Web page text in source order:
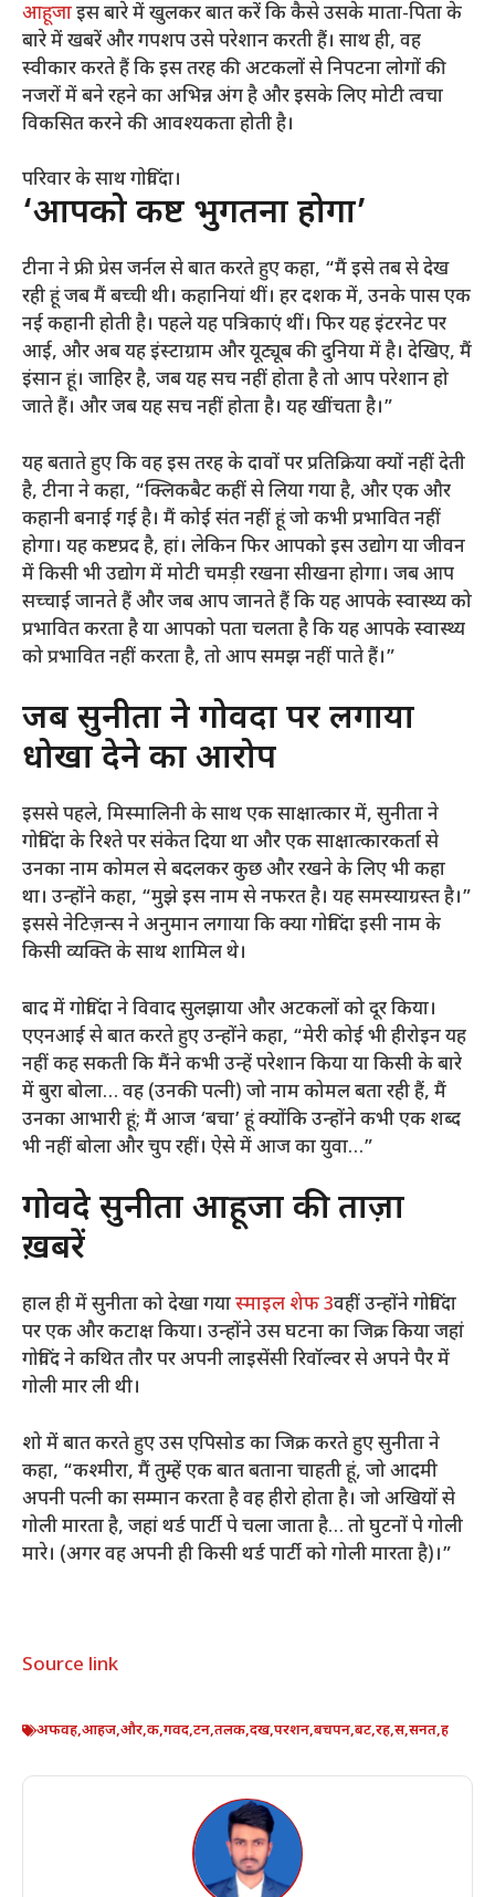
आहूजाइस बारे में खुलकर बात करें कि कैसे उसके माता-पिता के
बारे में खबरें और गपशप उसे परेशान करती हैं। साथ ही, वह
स्वीकार करते हैं कि इस तरह की अटकलों से निपटना लोगों की
नजरों में बने रहने का अभिन्न अंग है और इसके लिए मोटी त्वचा
विकसित करने की आवश्यकता होती है।
परिवार के साथ गोविंदा।
‘आपको कष्ट भुगतना होगा’
टीना ने फ्री प्रेस जर्नल से बात करते हुए कहा, “मैं इसे तब से देख
रही हूं जब मैं बच्ची थी। कहानियां थीं। हर दशक में, उनके पास एक
नई कहानी होती है। पहले यह पत्रिकाएं थीं। फिर यह इंटरनेट पर
आई, और अब यह इंस्टाग्राम और यूट्यूब की दुनिया में है। देखिए, मैं
इंसान हूं। जाहिर है, जब यह सच नहीं होता है तो आप परेशान हो
जाते हैं। और जब यह सच नहीं होता है। यह खींचता है।”
यह बताते हुए कि वह इस तरह के दावों पर प्रतिक्रिया क्यों नहीं देती
है, टीना ने कहा, “क्लिकबैट कहीं से लिया गया है, और एक और
कहानी बनाई गई है। मैं कोई संत नहीं हूं जो कभी प्रभावित नहीं
होगा। यह कष्टप्रद है, हां। लेकिन फिर आपको इस उद्योग या जीवन
में किसी भी उद्योग में मोटी चमड़ी रखना सीखना होगा। जब आप
सच्चाई जानते हैं और जब आप जानते हैं कि यह आपके स्वास्थ्य को
प्रभावित करता है या आपको पता चलता है कि यह आपके स्वास्थ्य
को प्रभावित नहीं करता है, तो आप समझ नहीं पाते हैं।”
जब सुनीता ने गोविंदा पर लगाया
धोखा देने का आरोप
इससे पहले, मिस्मालिनी के साथ एक साक्षात्कार में, सुनीता ने
गोविंदा के रिश्ते पर संकेत दिया था और एक साक्षात्कारकर्ता से
उनका नाम कोमल से बदलकर कुछ और रखने के लिए भी कहा
था। उन्होंने कहा, “मुझे इस नाम से नफरत है। यह समस्याग्रस्त है।”
इससे नेटिज़न्स ने अनुमान लगाया कि क्या गोविंदा इसी नाम के
किसी व्यक्ति के साथ शामिल थे।
बाद में गोविंदा ने विवाद सुलझाया और अटकलों को दूर किया।
एएनआई से बात करते हुए उन्होंने कहा, “मेरी कोई भी हीरोइन यह
नहीं कह सकती कि मैंने कभी उन्हें परेशान किया या किसी के बारे
में बुरा बोला… वह (उनकी पत्नी) जो नाम कोमल बता रही हैं, मैं
उनका आभारी हूं; मैं आज ‘बचा’ हूं क्योंकि उन्होंने कभी एक शब्द
भी नहीं बोला और चुप रहीं। ऐसे में आज का युवा…”
गोविंदे सुनीता आहूजा की ताज़ा
ख़बरें
हाल ही में सुनीता को देखा गयास्माइल शेफ 3वहीं उन्होंने गोविंदा
पर एक और कटाक्ष किया। उन्होंने उस घटना का जिक्र किया जहां
गोविंद ने कथित तौर पर अपनी लाइसेंसी रिवॉल्वर से अपने पैर में
गोली मार ली थी।
शो में बात करते हुए उस एपिसोड का जिक्र करते हुए सुनीता ने
कहा, “कश्मीरा, मैं तुम्हें एक बात बताना चाहती हूं, जो आदमी
अपनी पत्नी का सम्मान करता है वह हीरो होता है। जो अखियों से
गोली मारता है, जहां थर्ड पार्टी पे चला जाता है… तो घुटनों पे गोली
मारे। (अगर वह अपनी ही किसी थर्ड पार्टी को गोली मारता है)।”
Source link
अफवह,आहज,और,क,गवद,टन,तलक,दख,परशन,बचपन,बट,रह,स,सनत,ह